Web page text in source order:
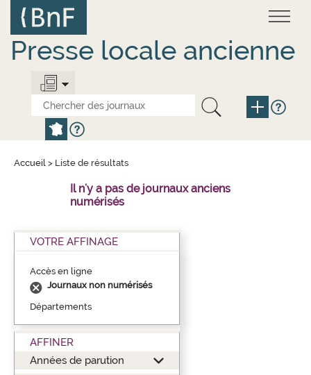
contenu
principal
Presse locale ancienne
Accueil > Liste de résultats
Il n'y a pas de journaux anciens
numérisés
VOTRE AFFINAGE
Accès en ligne
Journaux non numérisés
Départements
AFFINER
Années de parution
Panneau de gestion des cookies